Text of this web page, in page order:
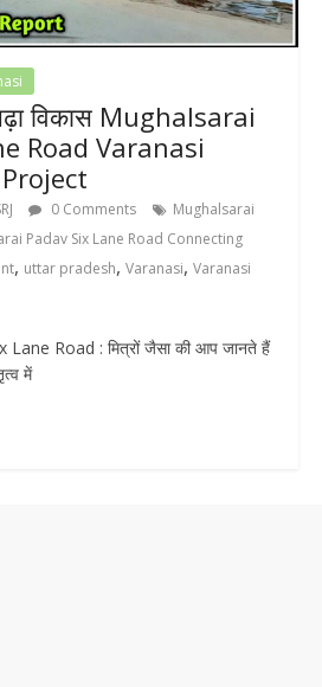
विकास Mughalsarai
Road Varanasi
0 Comments
Mughalsarai
Padav Six Lane Road Connecting
, uttar pradesh, Varanasi, Varanasi
Road : मित्रों जैसा की आप जानते हैं
में